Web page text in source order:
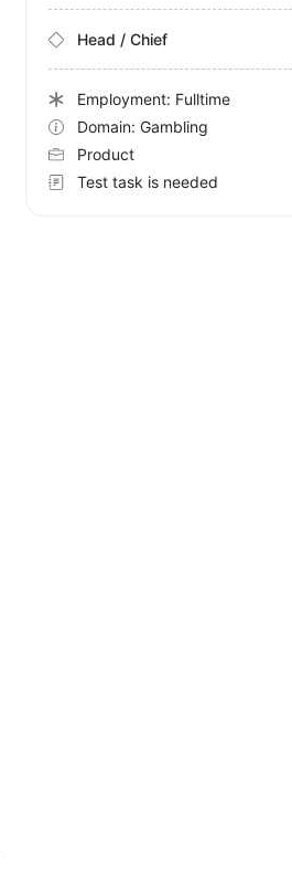
Head / Chief
Employment: Fulltime
Domain: Gambling
Product
Test task is needed